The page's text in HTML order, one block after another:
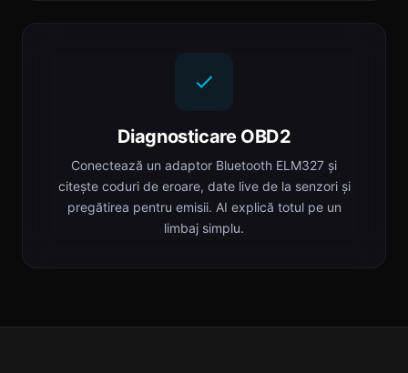
Diagnosticare OBD2
Conectează un adaptor Bluetooth ELM327 și
citește coduri de eroare, date live de la senzori și
pregătirea pentru emisii. AI explică totul pe un
limbaj simplu.